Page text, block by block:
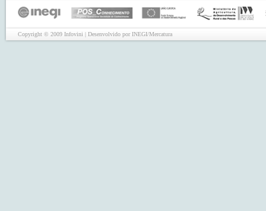
Copyright © 2009 Infovini | Desenvolvido por INEGI/Mercatura